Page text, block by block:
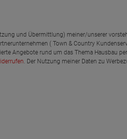
und Übermittlung) meiner/unserer
( Town & Country
Angebote rund um das Thema Hausbau per
. Der Nutzung meiner Daten zu